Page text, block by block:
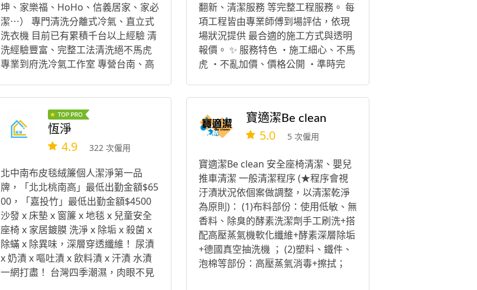
坤、家樂福、HoHo、信義居家、家必
潔⋯） 專門清洗分離式冷氣、直立式
洗衣機 目前已有累積千台以上經驗 清
洗經驗豐富、完整工法清洗絕不馬虎
專業到府洗冷氣工作室 專營台南、高
池下水塔清洗 瓦斯型、儲熱式熱水器
清洗 汽座清洗 歡迎私訊詢接洽 有冷氣
的地方就是好地方，首先要冷～ 清潔
交給我，享受你擁有 相信我們的服務
翻新、清潔服務 等完整工程服務。 每
項工程皆由專業師傅到場評估，依現
場狀況提供 最合適的施工方式與透明
報價。 ✨ 服務特色 ・施工細心、不馬
虎 ・不亂加價、價格公開 ・準時完
恆淨
4.9 322 次僱用
北中南布皮毯絨簾個人潔淨第一品
牌，「北北桃南高」最低出勤金額$65
00，「嘉投竹」最低出勤金額$4500
沙發 x 床墊 x 窗簾 x 地毯 x 兒童安全
座椅 x 家居鍍膜 洗淨 x 除垢 x 殺菌 x
除蟎 x 除異味，深層穿透纖維！ 尿漬
x 奶漬 x 嘔吐漬 x 飲料漬 x 汗漬 水漬
一網打盡！ 台灣四季潮濕，肉眼不見
寶適潔Be clean
5.0 5 次僱用
寶適潔Be clean 安全座椅清潔、嬰兒
推車清潔 一般清潔程序 (★程序會視
汙漬狀況依個案做調整，以清潔乾淨
為原則)： (1)布料部份：使用低敏、無
香料、除臭的酵素洗潔劑手工刷洗+搭
配高壓蒸氣機軟化纖維+酵素深層除垢
+德國真空抽洗機 ； (2)塑料、鐵件、
泡棉等部份：高壓蒸氣消毒+擦拭；